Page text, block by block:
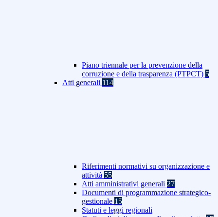
Piano triennale per la prevenzione della
corruzione e della trasparenza (PTPCT) 5
Atti generali 114
Riferimenti normativi su organizzazione e
attività 55
Atti amministrativi generali 27
Documenti di programmazione strategico-
gestionale 15
Statuti e leggi regionali